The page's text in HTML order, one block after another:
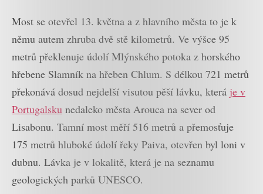
Most se otevřel 13. května a z hlavního města to je k
němu autem zhruba dvě stě kilometrů. Ve výšce 95
metrů překlenuje údolí Mlýnského potoka z horského
hřebene Slamník na hřeben Chlum. S délkou 721 metrů
překonává dosud nejdelší visutou pěší lávku, která je v
Portugalsku nedaleko města Arouca na sever od
Lisabonu. Tamní most měří 516 metrů a přemosťuje
175 metrů hluboké údolí řeky Paiva, otevřen byl loni v
dubnu. Lávka je v lokalitě, která je na seznamu
geologických parků UNESCO.